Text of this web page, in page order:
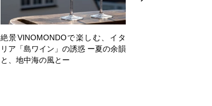
絶景VINOMONDOで楽しむ、イタ
リア「島ワイン」の誘惑 ー夏の余韻
と、地中海の風とー